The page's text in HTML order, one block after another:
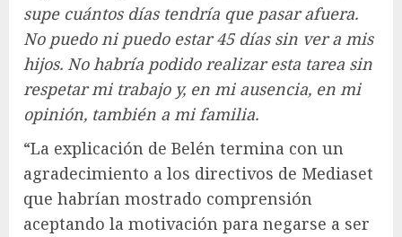
supe cuántos días tendría que pasar afuera.
No puedo ni puedo estar 45 días sin ver a mis
hijos. No habría podido realizar esta tarea sin
respetar mi trabajo y, en mi ausencia, en mi
opinión, también a mi familia.
“La explicación de Belén termina con un
agradecimiento a los directivos de Mediaset
que habrían mostrado comprensión
aceptando la motivación para negarse a ser